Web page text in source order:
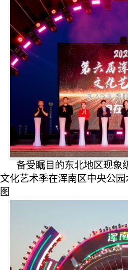
备受瞩目的东北地区现
文化艺术季在浑南区中央公
图